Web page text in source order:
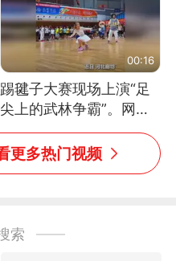
源：新华每日电讯）
00:16
踢毽子大赛现场上演“足
尖上的武林争霸”。网
友：这哪是踢毽子，分明
是武侠片现场！#睡个好
更多热门视频
索